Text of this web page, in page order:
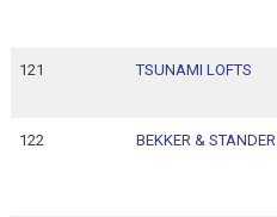
121 TSUNAMI LOFTS
122 BEKKER & STANDER